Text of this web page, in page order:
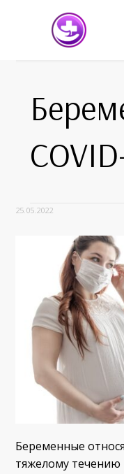
25.05.2022
Беременные
тяжелому